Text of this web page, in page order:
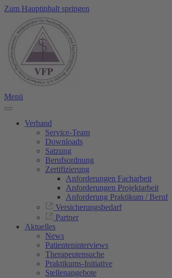
Zum Hauptinhalt springen
Menü
Verband
Service-Team
Downloads
Satzung
Berufsordnung
Zertifizierung
Anforderungen Facharbeit
Anforderungen Projektarbeit
Anforderung Praktikum / Beruf
Versicherungsbedarf
Partner
Aktuelles
News
Patienteninterviews
Therapeutensuche
Praktikums-Initiative
Stellenangebote